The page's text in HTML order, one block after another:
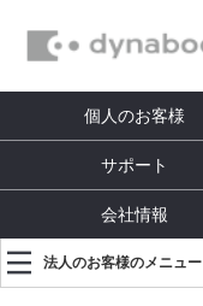
個人のお客様
サポート
会社情報
法人のお客様のメニュー